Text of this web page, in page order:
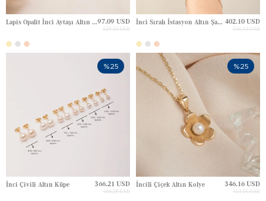
Lapis Opalit İnci Aytaşı Altın Kolye Ucu Charm97.09 USD
129.46 USD
İnci Sıralı İstasyon Altın Şahmeran 402.10 USD
536.13 USD
İnci Çivili Altın Küpe 366.21 USD
488.28 USD
%25
İncili Çiçek Altın Kolye 346.16 USD
461.55 USD
%25